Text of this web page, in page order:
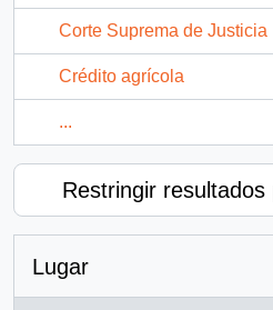
Corte Suprema de Justicia
Crédito agrícola
...
Restringir resultados
Lugar